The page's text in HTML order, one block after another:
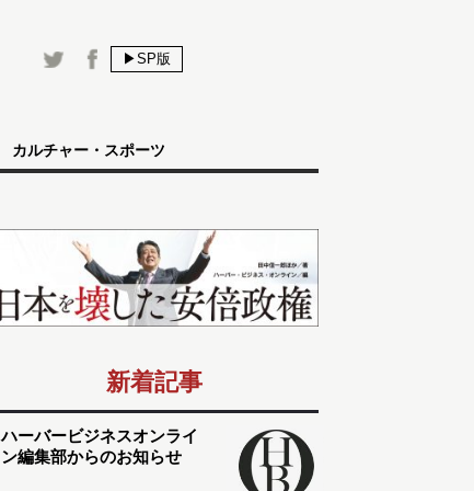
▶SP版
カルチャー・スポーツ
新着記事
ハーバービジネスオンライ
ン編集部からのお知らせ